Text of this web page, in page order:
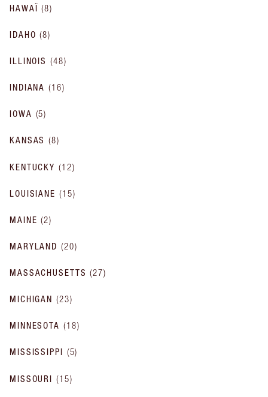
HAWAÏ (8)
IDAHO (8)
ILLINOIS (48)
INDIANA (16)
IOWA (5)
KANSAS (8)
KENTUCKY (12)
LOUISIANE (15)
MAINE (2)
MARYLAND (20)
MASSACHUSETTS (27)
MICHIGAN (23)
MINNESOTA (18)
MISSISSIPPI (5)
MISSOURI (15)